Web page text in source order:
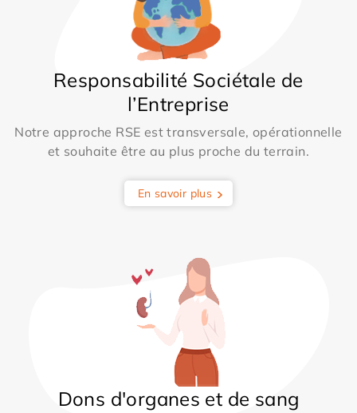
Responsabilité Sociétale de
l’Entreprise
Notre approche RSE est transversale, opérationnelle
et souhaite être au plus proche du terrain.
En savoir plus
Dons d'organes et de sang